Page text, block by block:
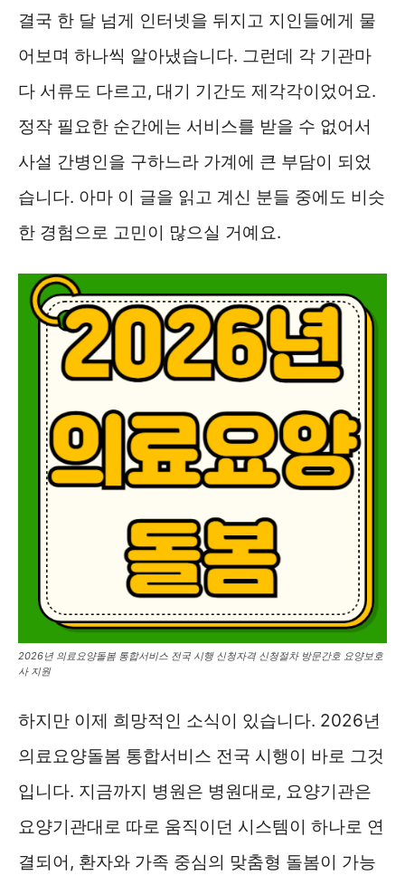
결국 한 달 넘게 인터넷을 뒤지고 지인들에게 물
어보며 하나씩 알아냈습니다. 그런데 각 기관마
다 서류도 다르고, 대기 기간도 제각각이었어요.
정작 필요한 순간에는 서비스를 받을 수 없어서
사설 간병인을 구하느라 가계에 큰 부담이 되었
습니다. 아마 이 글을 읽고 계신 분들 중에도 비슷
한 경험으로 고민이 많으실 거예요.
2026년 의료요양돌봄 통합서비스 전국 시행 신청자격 신청절차 방문간호 요양보호
사 지원
하지만 이제 희망적인 소식이 있습니다. 2026년
의료요양돌봄 통합서비스 전국 시행이 바로 그것
입니다. 지금까지 병원은 병원대로, 요양기관은
요양기관대로 따로 움직이던 시스템이 하나로 연
결되어, 환자와 가족 중심의 맞춤형 돌봄이 가능